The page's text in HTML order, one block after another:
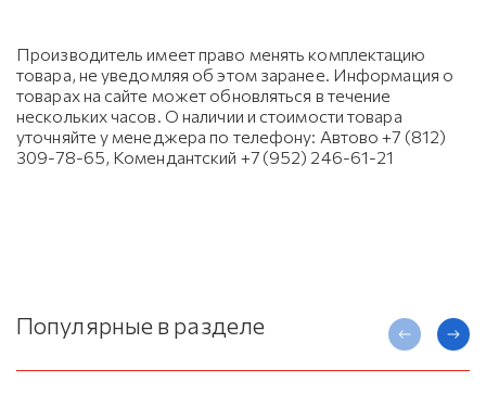
Производитель имеет право менять комплектацию
товара, не уведомляя об этом заранее. Информация о
товарах на сайте может обновляться в течение
нескольких часов. О наличии и стоимости товара
уточняйте у менеджера по телефону: Автово +7 (812)
309-78-65, Комендантский +7 (952) 246-61-21
Популярные в разделе